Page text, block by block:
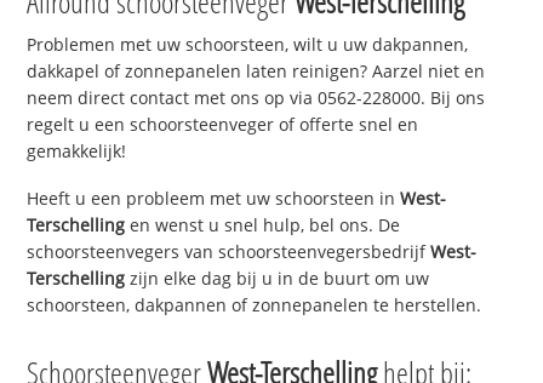
Problemen met uw schoorsteen, wilt u uw dakpannen,
dakkapel of zonnepanelen laten reinigen? Aarzel niet en
neem direct contact met ons op via 0562-228000. Bij ons
regelt u een schoorsteenveger of offerte snel en
gemakkelijk!
Heeft u een probleem met uw schoorsteen inWest-
Terschelling en wenst u snel hulp, bel ons. De
schoorsteenvegers van schoorsteenvegersbedrijfWest-
Terschelling zijn elke dag bij u in de buurt om uw
schoorsteen, dakpannen of zonnepanelen te herstellen.
SchoorsteenvegerWest-Terschellinghelpt bij: